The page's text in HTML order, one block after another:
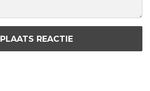
PLAATS REACTIE